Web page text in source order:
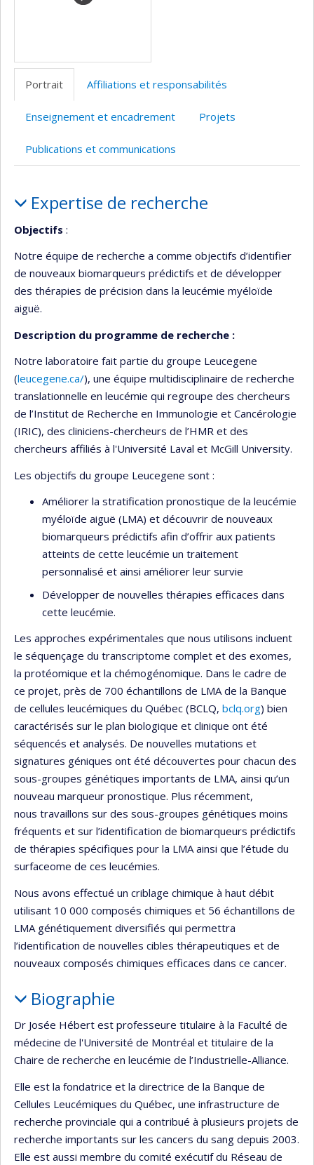
Portrait Affiliations et responsabilités
Enseignement et encadrement Projets
Publications et communications
Expertise de recherche
Objectifs :
Notre équipe de recherche a comme objectifs d’identifier
de nouveaux biomarqueurs prédictifs et de développer
des thérapies de précision dans la leucémie myéloïde
aiguë.
Description du programme de recherche :
Notre laboratoire fait partie du groupe Leucegene
(leucegene.ca/), une équipe multidisciplinaire de recherche
translationnelle en leucémie qui regroupe des chercheurs
de l’Institut de Recherche en Immunologie et Cancérologie
(IRIC), des cliniciens-chercheurs de l’HMR et des
chercheurs affiliés à l'Université Laval et McGill University.
Les objectifs du groupe Leucegene sont :
Améliorer la stratification pronostique de la leucémie
myéloïde aiguë (LMA) et découvrir de nouveaux
biomarqueurs prédictifs afin d’offrir aux patients
atteints de cette leucémie un traitement
personnalisé et ainsi améliorer leur survie
Développer de nouvelles thérapies efficaces dans
cette leucémie.
Les approches expérimentales que nous utilisons incluent
le séquençage du transcriptome complet et des exomes,
la protéomique et la chémogénomique. Dans le cadre de
ce projet, près de 700 échantillons de LMA de la Banque
de cellules leucémiques du Québec (BCLQ, bclq.org) bien
caractérisés sur le plan biologique et clinique ont été
séquencés et analysés. De nouvelles mutations et
signatures géniques ont été découvertes pour chacun des
sous-groupes génétiques importants de LMA, ainsi qu’un
nouveau marqueur pronostique. Plus récemment,
nous travaillons sur des sous-groupes génétiques moins
fréquents et sur l’identification de biomarqueurs prédictifs
de thérapies spécifiques pour la LMA ainsi que l’étude du
surfaceome de ces leucémies.
Nous avons effectué un criblage chimique à haut débit
utilisant 10 000 composés chimiques et 56 échantillons de
LMA génétiquement diversifiés qui permettra
l’identification de nouvelles cibles thérapeutiques et de
nouveaux composés chimiques efficaces dans ce cancer.
Biographie
Dr Josée Hébert est professeure titulaire à la Faculté de
médecine de l'Université de Montréal et titulaire de la
Chaire de recherche en leucémie de l’Industrielle-Alliance.
Elle est la fondatrice et la directrice de la Banque de
Cellules Leucémiques du Québec, une infrastructure de
recherche provinciale qui a contribué à plusieurs projets de
recherche importants sur les cancers du sang depuis 2003.
Elle est aussi membre du comité exécutif du Réseau de